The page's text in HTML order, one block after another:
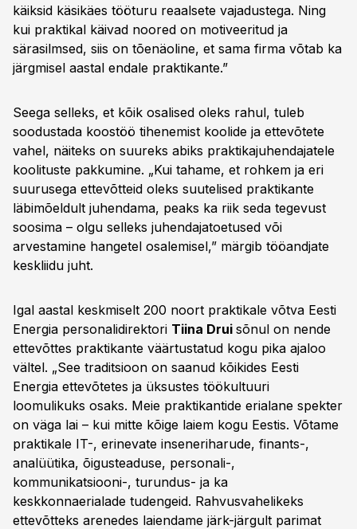
käiksid käsikäes tööturu reaalsete vajadustega. Ning
kui praktikal käivad noored on motiveeritud ja
särasilmsed, siis on tõenäoline, et sama firma võtab ka
järgmisel aastal endale praktikante.”
Seega selleks, et kõik osalised oleks rahul, tuleb
soodustada koostöö tihenemist koolide ja ettevõtete
vahel, näiteks on suureks abiks praktikajuhendajatele
koolituste pakkumine. „Kui tahame, et rohkem ja eri
suurusega ettevõtteid oleks suutelised praktikante
läbimõeldult juhendama, peaks ka riik seda tegevust
soosima – olgu selleks juhendajatoetused või
arvestamine hangetel osalemisel,” märgib tööandjate
keskliidu juht.
Igal aastal keskmiselt 200 noort praktikale võtva Eesti
Energia personalidirektori Tiina Drui sõnul on nende
ettevõttes praktikante väärtustatud kogu pika ajaloo
vältel. „See traditsioon on saanud kõikides Eesti
Energia ettevõtetes ja üksustes töökultuuri
loomulikuks osaks. Meie praktikantide erialane spekter
on väga lai – kui mitte kõige laiem kogu Eestis. Võtame
praktikale IT-, erinevate inseneriharude, finants-,
analüütika, õigusteaduse, personali-,
kommunikatsiooni-, turundus- ja ka
keskkonnaerialade tudengeid. Rahvusvahelikeks
ettevõtteks arenedes laiendame järk-järgult parimat